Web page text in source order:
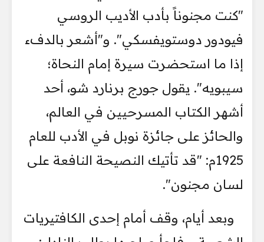
"كنت مجنوناً بأدب الأديب الروسي
فيودور دوستويفسكي". و"أشعر بالدفء
إذا ما استحضرت سيرة إمام النحاة؛
سيبويه". يقول جورج برنارد شو، أحد
أشهر الكتاب المسرحيين في العالم،
والحائز على جائزة نوبل في الأدب للعام
1925م: "قد تأتيك النصيحة النافعة على
لسان مجنون".
وبعد أيام، وقف أمام إحدى الكافتيريات